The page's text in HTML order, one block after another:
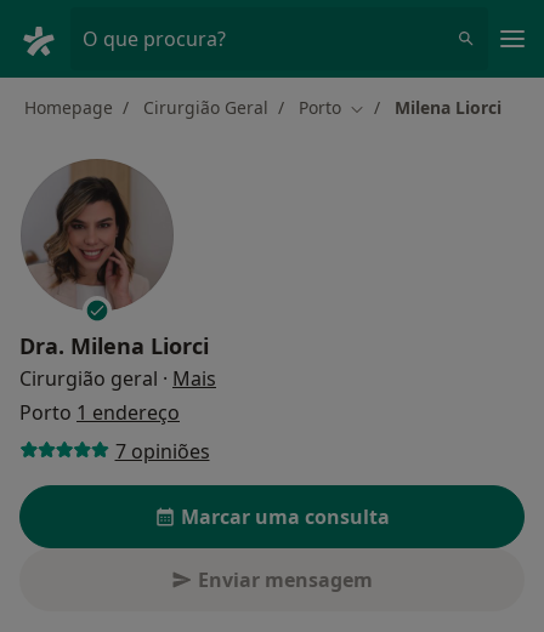
O que procura?
Homepage Cirurgião Geral Porto Mudar de cidade
Milena Liorci
Dra. Milena Liorci
Cirurgião geral · Mais
Porto 1 endereço
7 opiniões
Marcar uma consulta
Enviar mensagem